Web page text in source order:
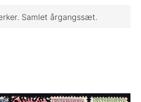
Samlet årgangssæt.